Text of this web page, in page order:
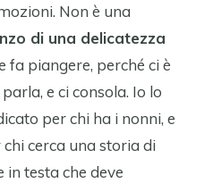
Non è una
di una delicatezza
fa piangere, perché ci è
e ci consola. Io lo
per chi ha i nonni, e
cerca una storia di
testa che deve